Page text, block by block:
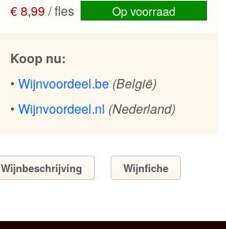
€ 8,99/ fles Op voorraad
Koop nu:
• Wijnvoordeel.be (België)
• Wijnvoordeel.nl (Nederland)
Wijnbeschrijving Wijnfiche